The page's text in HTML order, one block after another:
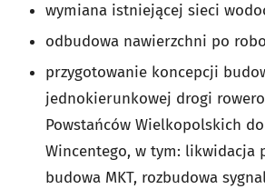
wymiana istniejącej sieci
odbudowa nawierzchni po
przygotowanie koncepcji
jednokierunkowej drogi
Powstańców Wielkopolskich
Wincentego, w tym: likwidacja
budowa MKT, rozbudowa